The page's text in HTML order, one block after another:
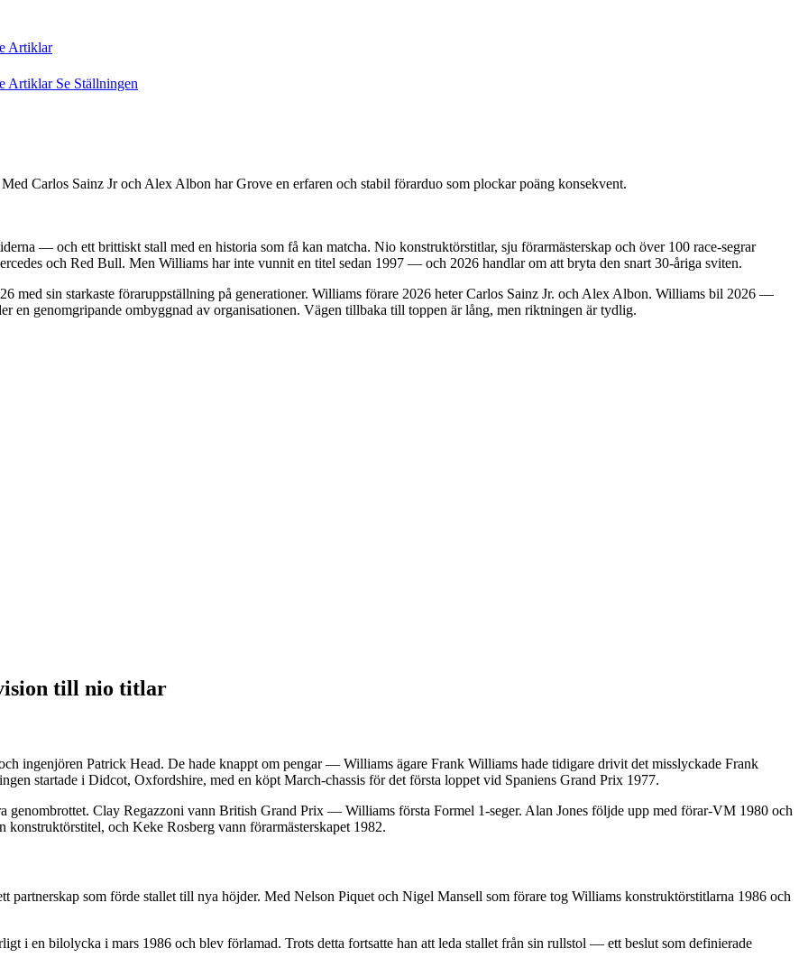
Artiklar
Artiklar Se Ställningen
Carlos Sainz Jr och Alex Albon har Grove en erfaren och stabil förarduo som plockar poäng konsekvent.
— och ett brittiskt stall med en historia som få kan matcha. Nio konstruktörstitlar, sju förarmästerskap och över 100 race-segrar
och Red Bull. Men Williams har inte vunnit en titel sedan 1997 — och 2026 handlar om att bryta den snart 30-åriga sviten.
med sin starkaste föraruppställning på generationer. Williams förare 2026 heter Carlos Sainz Jr. och Alex Albon. Williams bil 2026 —
en genomgripande ombyggnad av organisationen. Vägen tillbaka till toppen är lång, men riktningen är tydlig.
till nio titlar
ingenjören Patrick Head. De hade knappt om pengar — Williams ägare Frank Williams hade tidigare drivit det misslyckade Frank
startade i Didcot, Oxfordshire, med en köpt March-chassis för det första loppet vid Spaniens Grand Prix 1977.
genombrottet. Clay Regazzoni vann British Grand Prix — Williams första Formel 1-seger. Alan Jones följde upp med förar-VM 1980 och
och Keke Rosberg vann förarmästerskapet 1982.
som förde stallet till nya höjder. Med Nelson Piquet och Nigel Mansell som förare tog Williams konstruktörstitlarna 1986 och
i en bilolycka i mars 1986 och blev förlamad. Trots detta fortsatte han att leda stallet från sin rullstol — ett beslut som definierade